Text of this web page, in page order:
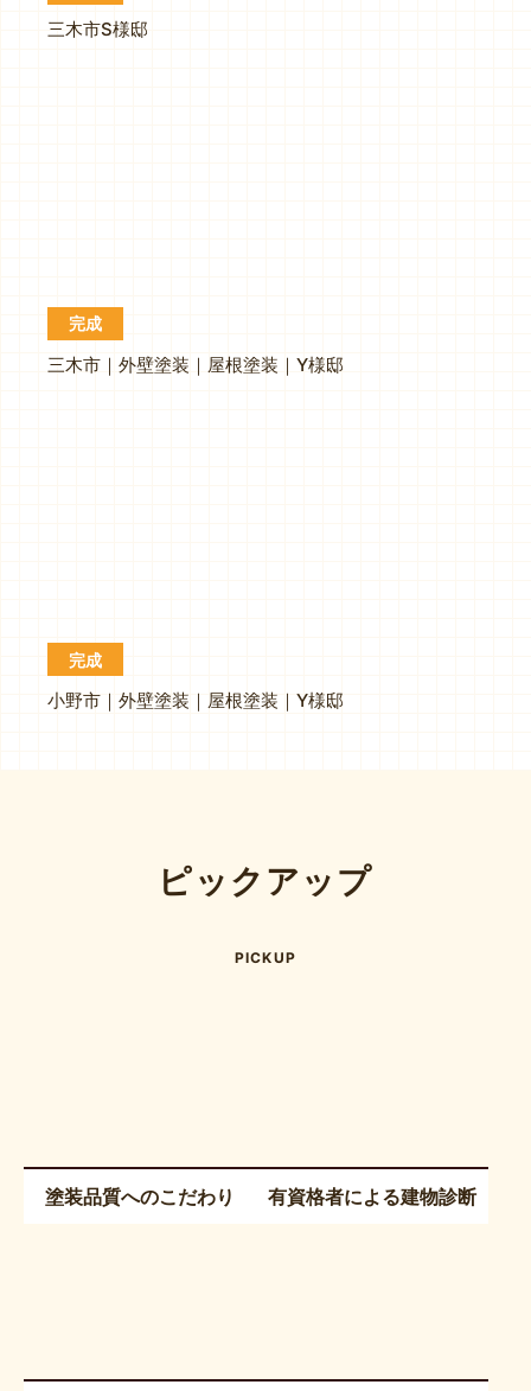
三木市S様邸
完成
三木市｜外壁塗装｜屋根塗装｜Y様邸
完成
小野市｜外壁塗装｜屋根塗装｜Y様邸
ピックアップ
PICKUP
塗装品質へのこだわり 有資格者による建物診断